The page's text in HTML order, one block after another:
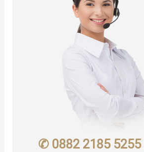
✆ 0882 2185